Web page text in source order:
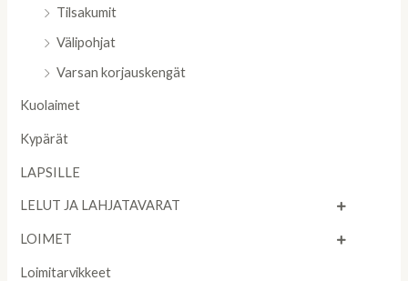
Tilsakumit
Välipohjat
Varsan korjauskengät
Kuolaimet
Kypärät
LAPSILLE
LELUT JA LAHJATAVARAT
LOIMET
Loimitarvikkeet